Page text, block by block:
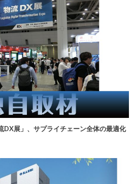
DX展」、サプライチェーン全体の最適化